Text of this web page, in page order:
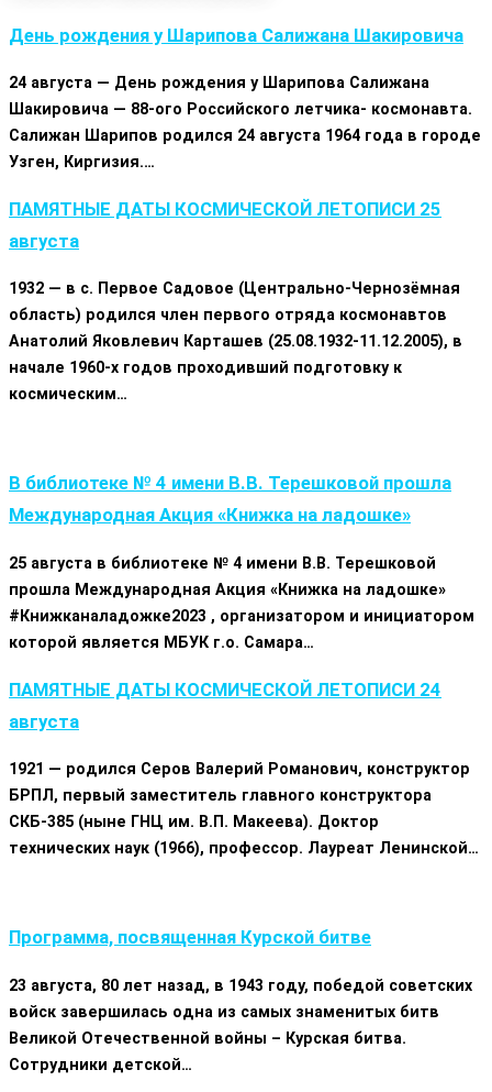
День рождения у Шapипoва Caлижaна Шaкиpoвича
24 августа — День рождения у Шapипoва Caлижaна
Шaкиpoвича — 88-ого Российского летчика- космонавта.
Салижан Шарипов родился 24 августа 1964 года в городе
Узген, Киргизия.…
ПАМЯТНЫЕ ДАТЫ КОСМИЧЕСКОЙ ЛЕТОПИСИ 25
августа
1932 — в с. Первое Садовое (Центрально-Чернозёмная
область) родился член первого отряда космонавтов
Анатолий Яковлевич Карташев (25.08.1932-11.12.2005), в
начале 1960-х годов проходивший подготовку к
космическим…
В библиотеке № 4 имени В.В. Терешковой прошла
Международная Акция «Книжка на ладошке»
25 августа в библиотеке № 4 имени В.В. Терешковой
прошла Международная Акция «Книжка на ладошке»
#Книжканаладожке2023 , организатором и инициатором
которой является МБУК г.о. Самара…
ПАМЯТНЫЕ ДАТЫ КОСМИЧЕСКОЙ ЛЕТОПИСИ 24
августа
1921 — родился Серов Валерий Романович, конструктор
БРПЛ, первый заместитель главного конструктора
СКБ-385 (ныне ГНЦ им. В.П. Макеева). Доктор
технических наук (1966), профессор. Лауреат Ленинской…
Программа, посвященная Курской битве
23 августа, 80 лет назад, в 1943 году, победой советских
войск завершилась одна из самых знаменитых битв
Великой Отечественной войны – Курская битва.
Сотрудники детской…